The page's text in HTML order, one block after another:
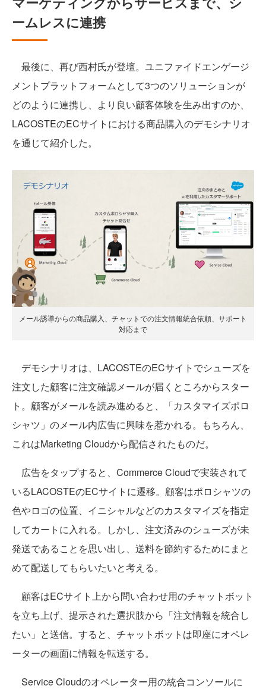
ームレスに連携
最後に、再び西村氏が登壇。ユニファイドエンゲージ
メントプラットフォームとして3つのソリューションが
どのように連携し、より良い顧客体験を生み出すのか、
LACOSTEのECサイトにおける商品購入のデモシナリオ
を通じて紹介した。
メール誘導からの商品購入、チャットでの注文情報統合依頼、サポート
対応まで
デモシナリオは、LACOSTEのECサイトでシューズを
注文した顧客に注文確認メールが届くところからスター
ト。顧客がメールを読み進めると、「カスタマイズポロ
シャツ」のメール内広告に興味を惹かれる。もちろん、
これはMarketing Cloudから配信されたものだ。
広告をタップすると、Commerce Cloudで実装されて
いるLACOSTEのECサイトに遷移。顧客はポロシャツの
色やロゴの位置、イニシャルなどのカスタマイズを指定
してカートに入れる。しかし、注文済みのシューズが未
発送であることを思い出し、送料を節約するためにまと
めて配送してもらいたいと考える。
顧客はECサイト上から問い合わせ用のチャットボット
を立ち上げ、提示された選択肢から「注文情報を統合し
たい」と送信。すると、チャットボットは即座にオペレ
ーターの画面に情報を転送する。
Service Cloudのオペレーター用の統合コンソールに